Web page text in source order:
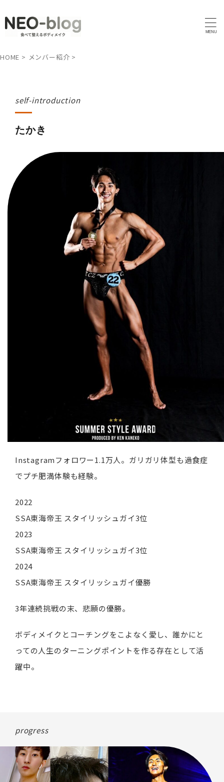
HOME > メンバー紹介 >
self-introduction
たかき
Instagramフォロワー1.1万人。ガリガリ体型も過食症
でプチ肥満体験も経験。
2022
SSA東海帝王 スタイリッシュガイ3位
2023
SSA東海帝王 スタイリッシュガイ3位
2024
SSA東海帝王 スタイリッシュガイ優勝
3年連続挑戦の末、悲願の優勝。
ボディメイクとコーチングをこよなく愛し、誰かにと
っての人生のターニングポイントを作る存在として活
躍中。
progress